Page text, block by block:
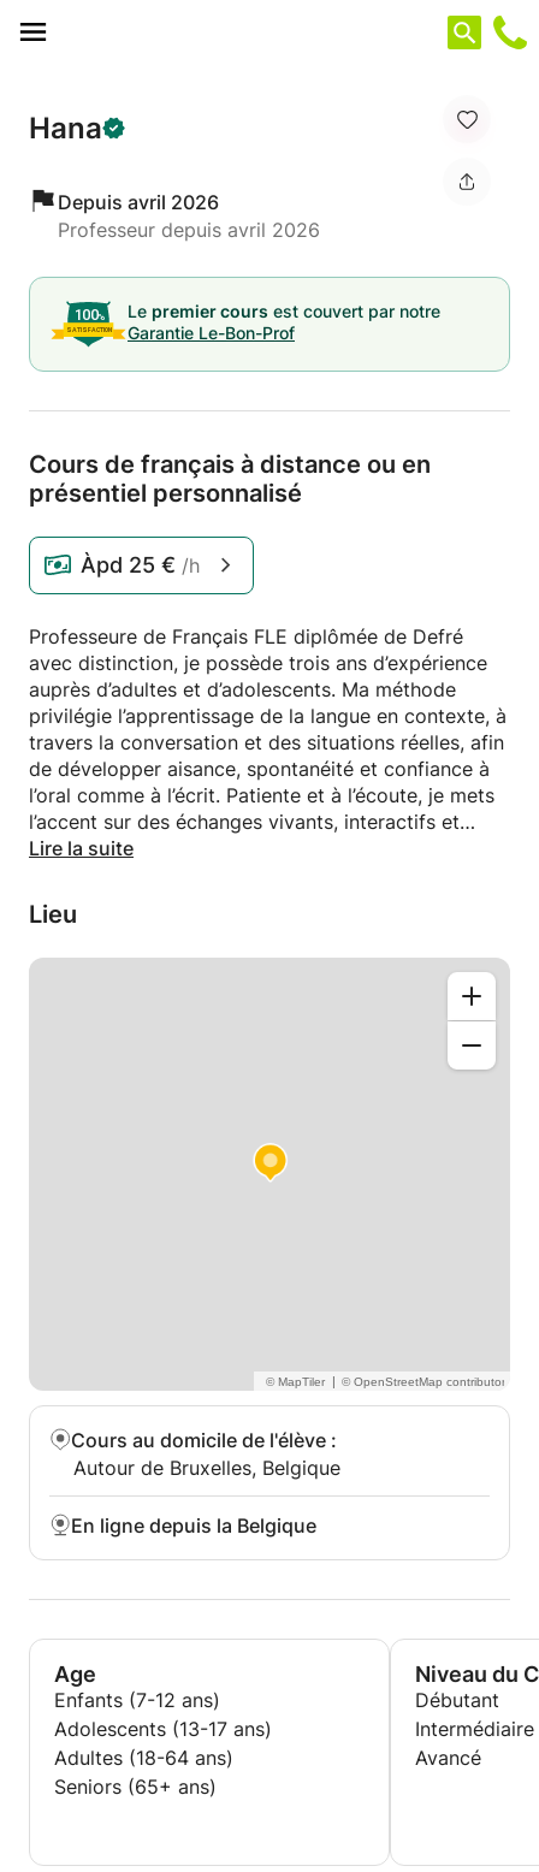
Hana
Depuis avril 2026
Professeur depuis avril 2026
Le premier cours est couvert par notre
Garantie Le-Bon-Prof
Cours de français à distance ou en
présentiel personnalisé
Àpd 25 € /h
Professeure de Français FLE diplômée de Defré
avec distinction, je possède trois ans d’expérience
auprès d’adultes et d’adolescents. Ma méthode
privilégie l’apprentissage de la langue en contexte, à
travers la conversation et des situations réelles, afin
de développer aisance, spontanéité et confiance à
l’oral comme à l’écrit. Patiente et à l’écoute, je mets
l’accent sur des échanges vivants, interactifs et
motivants pour favoriser une progression durable.
Lire la suite
Lieu
|
Cours au domicile de l'élève :
Autour de Bruxelles, Belgique
En ligne depuis la Belgique
Age
Enfants (7-12 ans)
Adolescents (13-17 ans)
Adultes (18-64 ans)
Seniors (65+ ans)
Niveau du
Débutant
Intermédiaire
Avancé